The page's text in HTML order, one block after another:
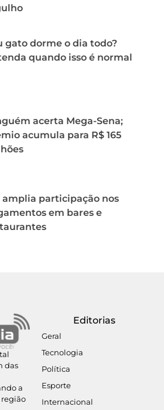
gato dorme o dia todo?
quando isso é normal
acerta Mega-Sena;
acumula para R$ 165
amplia participação nos
em bares e
das
a
região
Editorias
Geral
Tecnologia
Política
Esporte
Internacional